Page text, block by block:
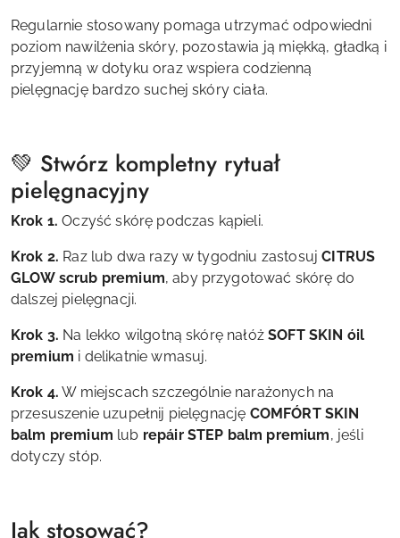
Regularnie stosowany pomaga utrzymać odpowiedni
poziom nawilżenia skóry, pozostawia ją miękką, gładką i
przyjemną w dotyku oraz wspiera codzienną
pielęgnację bardzo suchej skóry ciała.
💚 Stwórz kompletny rytuał
pielęgnacyjny
Krok 1. Oczyść skórę podczas kąpieli.
Krok 2. Raz lub dwa razy w tygodniu zastosujCITRUS
GLOW scrub premium, aby przygotować skórę do
dalszej pielęgnacji.
Krok 3. Na lekko wilgotną skórę nałóżSOFT SKIN óil
premium i delikatnie wmasuj.
Krok 4. W miejscach szczególnie narażonych na
przesuszenie uzupełnij pielęgnację COMFÓRT SKIN
balm premium lub repáir STEP balm premium, jeśli
dotyczy stóp.
Jak stosować?